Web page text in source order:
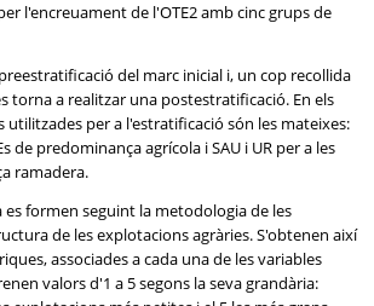
l'encreuament de l'OTE2 amb cinc grups de
del marc inicial i, un cop recollida
torna a realitzar una postestratificació. En els
utilitzades per a l'estratificació són les mateixes:
de predominança agrícola i SAU i UR per a les
ramadera.
es formen seguint la metodologia de les
de les explotacions agràries. S'obtenen així
associades a cada una de les variables
valors d'1 a 5 segons la seva grandària: